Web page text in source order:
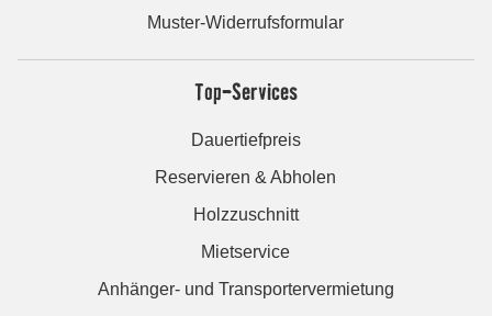
Muster-Widerrufsformular
Top-Services
Dauertiefpreis
Reservieren & Abholen
Holzzuschnitt
Mietservice
Anhänger- und Transportervermietung